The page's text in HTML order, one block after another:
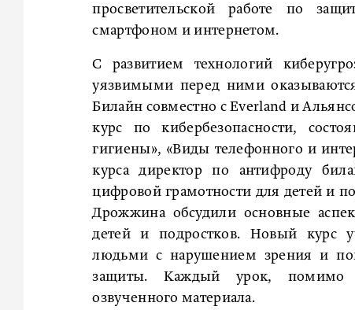
просветительской работе по
смартфоном и интернетом.
С развитием технологий
уязвимыми перед ними
Билайн совместно с Everland и
курс по кибербезопасности,
гигиены», «Виды телефонного и
курса директор по антифроду
цифровой грамотности для детей и
Дрожжина обсудили основные
детей и подростков. Новый курс
людьми с нарушением зрения и
защиты. Каждый урок, помимо
озвученного материала.